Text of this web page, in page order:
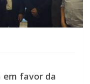
em favor da